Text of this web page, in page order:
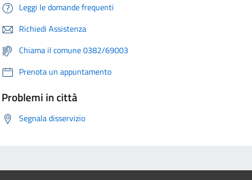
Leggi le domande frequenti
Richiedi Assistenza
Chiama il comune 0382/69003
Prenota un appuntamento
Problemi in città
Segnala disservizio